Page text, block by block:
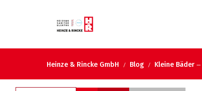
Heinze & Rincke GmbH Blog Kleine Bäder